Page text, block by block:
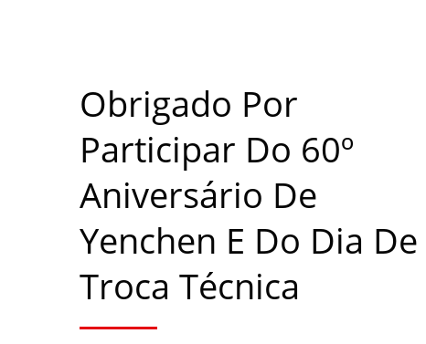
Obrigado Por
Participar Do 60º
Aniversário De
Yenchen E Do Dia De
Troca Técnica